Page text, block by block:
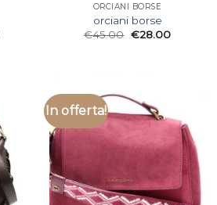
ORCIANI BORSE
orciani borse
€45.00 €28.00
In offerta!